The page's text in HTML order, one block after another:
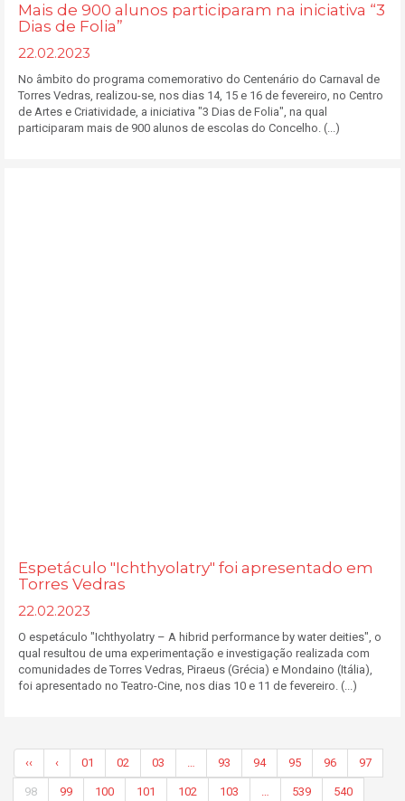
Mais de 900 alunos participaram na iniciativa “3
Dias de Folia”
22.02.2023
No âmbito do programa comemorativo do Centenário do Carnaval de
Torres Vedras, realizou-se, nos dias 14, 15 e 16 de fevereiro, no Centro
de Artes e Criatividade, a iniciativa "3 Dias de Folia", na qual
participaram mais de 900 alunos de escolas do Concelho. (...)
Espetáculo "Ichthyolatry" foi apresentado em
Torres Vedras
22.02.2023
O espetáculo "Ichthyolatry – A hibrid performance by water deities", o
qual resultou de uma experimentação e investigação realizada com
comunidades de Torres Vedras, Piraeus (Grécia) e Mondaino (Itália),
foi apresentado no Teatro-Cine, nos dias 10 e 11 de fevereiro. (...)
‹‹ ‹ 01 02 03 … 93 94 95 96 97
98 99 100 101 102 103 … 539 540